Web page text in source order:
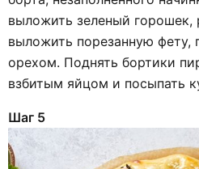
выложить зеленый горошек,
выложить порезанную фету,
орехом. Поднять бортики
взбитым яйцом и посыпать
Шаг 5